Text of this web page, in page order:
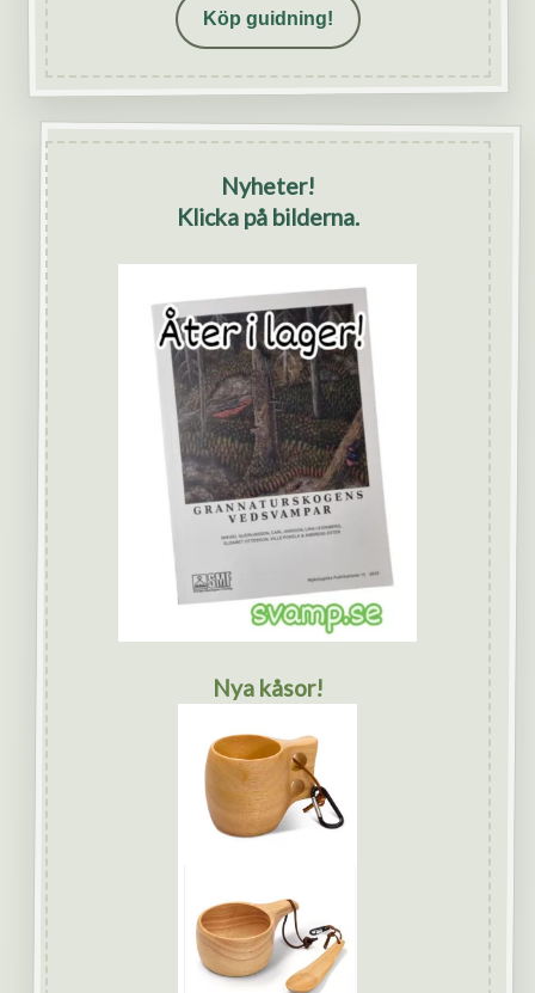
Köp guidning!
Nyheter!
Klicka på bilderna.
Nya kåsor!